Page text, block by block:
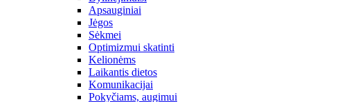
Apsauginiai
Jėgos
Sėkmei
Optimizmui skatinti
Kelionėms
Laikantis dietos
Komunikacijai
Pokyčiams, augimui